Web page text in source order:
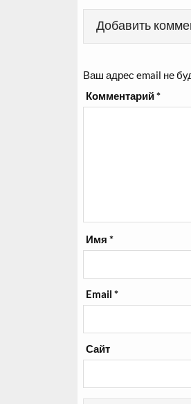
Добавить
Ваш адрес email не
Комментарий*
Имя*
Email*
Сайт